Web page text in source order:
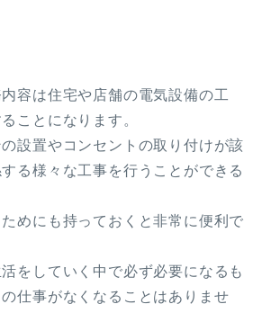
容は住宅や店舗の電気設備の工
ことになります。
設置やコンセントの取り付けが該
る様々な工事を行うことができる
めにも持っておくと非常に便利で
をしていく中で必ず必要になるも
仕事がなくなることはありませ